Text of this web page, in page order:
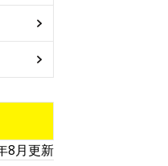
8月更新